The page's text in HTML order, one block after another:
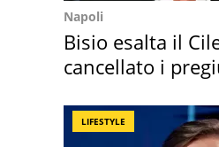
Napoli
Bisio esalta il
cancellato i
LIFESTYLE